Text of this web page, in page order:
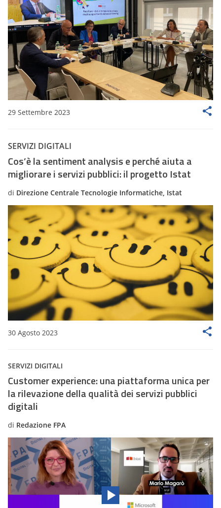
29 Settembre 2023
SERVIZI DIGITALI
Cos’è la sentiment analysis e perché aiuta a
migliorare i servizi pubblici: il progetto Istat
di Direzione Centrale Tecnologie Informatiche, Istat
30 Agosto 2023
SERVIZI DIGITALI
Customer experience: una piattaforma unica per
la rilevazione della qualità dei servizi pubblici
digitali
di Redazione FPA